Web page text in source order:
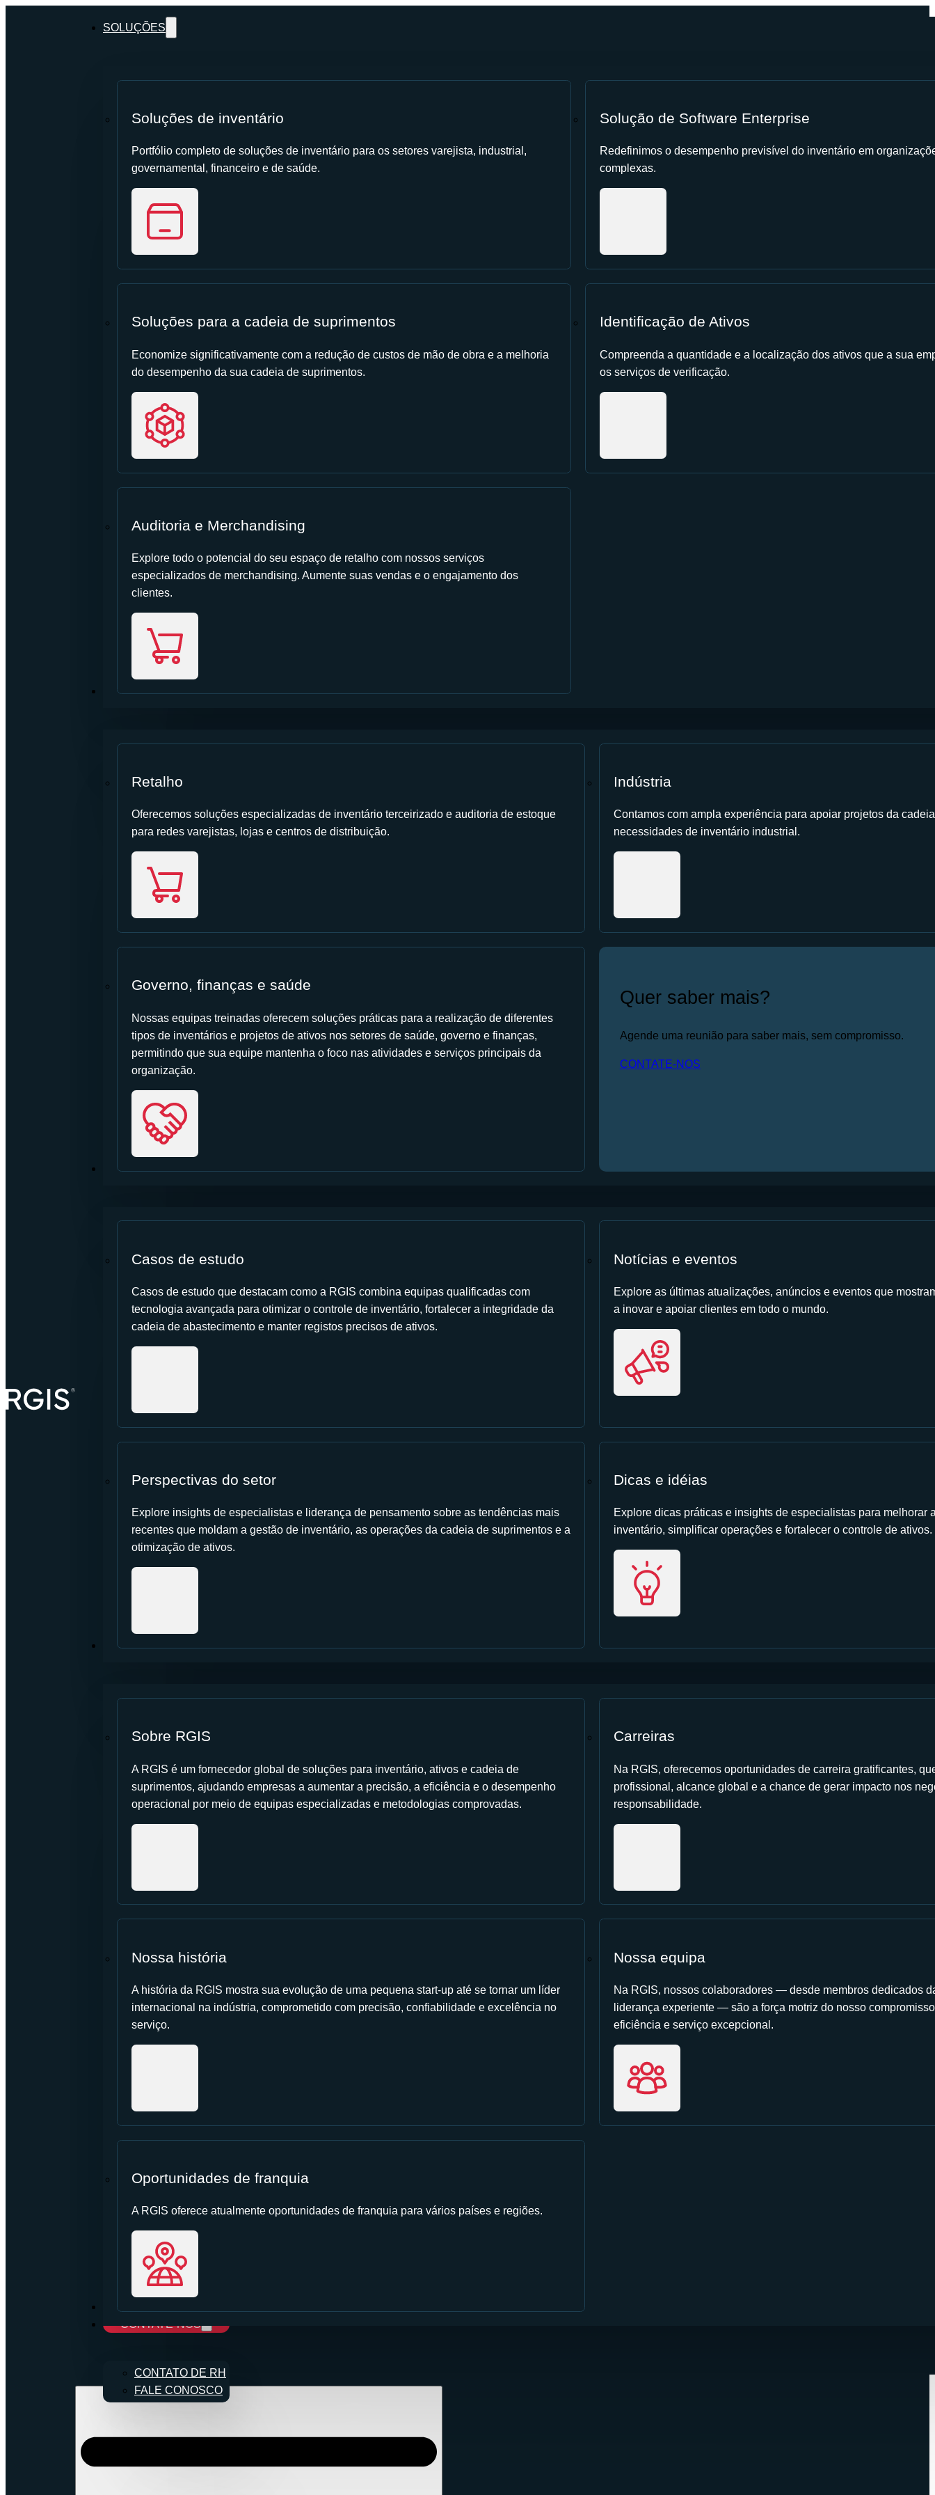
SOLUÇÕES
Soluções de inventário
Portfólio completo de soluções de inventário para os setores varejista, industrial,
governamental, financeiro e de saúde.
Solução de Software Enterprise
Redefinimos o desempenho previsível do inventário em
complexas.
Soluções para a cadeia de suprimentos
Economize significativamente com a redução de custos de mão de obra e a melhoria
do desempenho da sua cadeia de suprimentos.
Identificação de Ativos
Compreenda a quantidade e a localização dos ativos que a sua
os serviços de verificação.
Auditoria e Merchandising
Explore todo o potencial do seu espaço de retalho com nossos serviços
especializados de merchandising. Aumente suas vendas e o engajamento dos
clientes.
SETOR
Retalho
Oferecemos soluções especializadas de inventário terceirizado e auditoria de estoque
para redes varejistas, lojas e centros de distribuição.
Indústria
Contamos com ampla experiência para apoiar projetos da
necessidades de inventário industrial.
Governo, finanças e saúde
Nossas equipas treinadas oferecem soluções práticas para a realização de diferentes
tipos de inventários e projetos de ativos nos setores de saúde, governo e finanças,
permitindo que sua equipe mantenha o foco nas atividades e serviços principais da
organização.
Quer saber mais?
Agende uma reunião para saber mais, sem compromisso.
CONTATE-NOS
RECURSOS
Casos de estudo
Casos de estudo que destacam como a RGIS combina equipas qualificadas com
tecnologia avançada para otimizar o controle de inventário, fortalecer a integridade da
cadeia de abastecimento e manter registos precisos de ativos.
Notícias e eventos
Explore as últimas atualizações, anúncios e eventos que
a inovar e apoiar clientes em todo o mundo.
Perspectivas do setor
Explore insights de especialistas e liderança de pensamento sobre as tendências mais
recentes que moldam a gestão de inventário, as operações da cadeia de suprimentos e a
otimização de ativos.
Dicas e idéias
Explore dicas práticas e insights de especialistas para melhorar
inventário, simplificar operações e fortalecer o controle de ativos.
SOBRE NÓS
Sobre RGIS
A RGIS é um fornecedor global de soluções para inventário, ativos e cadeia de
suprimentos, ajudando empresas a aumentar a precisão, a eficiência e o desempenho
operacional por meio de equipas especializadas e metodologias comprovadas.
Carreiras
Na RGIS, oferecemos oportunidades de carreira gratificantes,
profissional, alcance global e a chance de gerar impacto nos
responsabilidade.
Nossa história
A história da RGIS mostra sua evolução de uma pequena start-up até se tornar um líder
internacional na indústria, comprometido com precisão, confiabilidade e excelência no
serviço.
Nossa equipa
Na RGIS, nossos colaboradores — desde membros dedicados
liderança experiente — são a força motriz do nosso
eficiência e serviço excepcional.
Oportunidades de franquia
A RGIS oferece atualmente oportunidades de franquia para vários países e regiões.
CARREIRAS
CONTATE-NOS
CONTATO DE RH
FALE CONOSCO